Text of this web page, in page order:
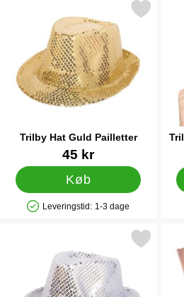
Trilby Hat Guld Pailletter
45 kr
Køb
Produkttilgængelighed: På lager
Leveringstid: 1-3 dage
Markér trilby Hat Guld
Markér trilby Hat Sølv